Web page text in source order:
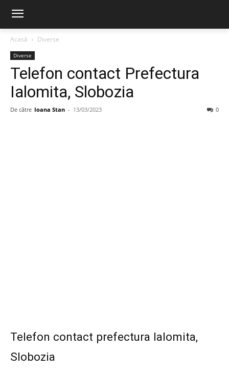
Acasă Diverse
Diverse
Telefon contact Prefectura
Ialomita, Slobozia
De către Ioana Stan - 13/03/2023 0
Telefon contact prefectura Ialomita,
Slobozia